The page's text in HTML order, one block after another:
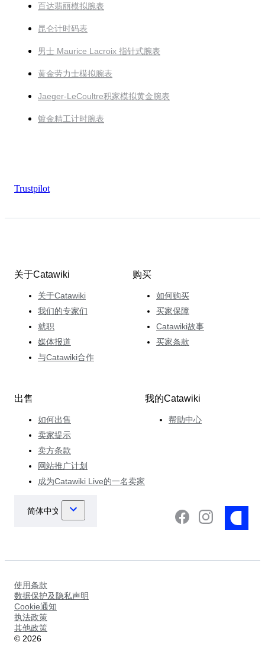
百达翡丽模拟腕表
昆仑计时码表
男士 Maurice Lacroix 指针式腕表
黄金劳力士模拟腕表
Jaeger-LeCoultre积家模拟黄金腕表
镀金精工计时腕表
Trustpilot
关于Catawiki
关于Catawiki
我们的专家们
就职
媒体报道
与Catawiki合作
购买
如何购买
买家保障
Catawiki故事
买家条款
出售
如何出售
卖家提示
卖方条款
网站推广计划
成为Catawiki Live的一名卖家
我的Catawiki
帮助中心
使用条款
数据保护及隐私声明
Cookie通知
执法政策
其他政策
© 2026